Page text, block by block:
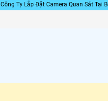
Công Ty Lắp Đặt Camera Quan Sát Tại